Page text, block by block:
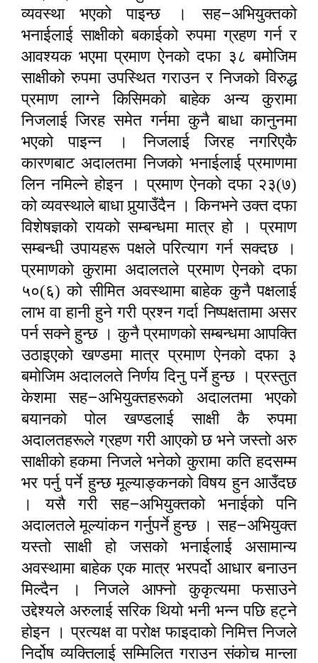
व्यवस्था भएको पाइन्छ । सह–अभियुक्तको
भनाईलाई साक्षीको बकाईको रुपमा ग्रहण गर्न र
आवश्यक भएमा प्रमाण ऐनको दफा ३८ बमोजिम
साक्षीको रुपमा उपस्थित गराउन र निजको विरुद्ध
प्रमाण लाग्ने किसिमको बाहेक अन्य कुरामा
निजलाई जिरह समेत गर्नमा कुनै बाधा कानुनमा
भएको पाइन्न । निजलाई जिरह नगरिएकै
कारणबाट अदालतमा निजको भनाईलाई प्रमाणमा
लिन नमिल्ने होइन । प्रमाण ऐनको दफा २३(७)
को व्यवस्थाले बाधा पुर्‍याउँदैन । किनभने उक्त दफा
विशेषज्ञको रायको सम्बन्धमा मात्र हो । प्रमाण
सम्बन्धी उपायहरू पक्षले परित्याग गर्न सक्दछ ।
प्रमाणको कुरामा अदालतले प्रमाण ऐनको दफा
५०(६) को सीमित अवस्थामा बाहेक कुनै पक्षलाई
लाभ वा हानी हुने गरी प्रश्न गर्दा निष्पक्षतामा असर
पर्न सक्ने हुन्छ । कुनै प्रमाणको सम्बन्धमा आपक्ति
उठाइएको खण्डमा मात्र प्रमाण ऐनको दफा ३
बमोजिम अदाललते निर्णय दिनु पर्ने हुन्छ । प्रस्तुत
केशमा सह–अभियुक्तहरूको अदालतमा भएको
बयानको पोल खण्डलाई साक्षी कै रुपमा
अदालतहरूले ग्रहण गरी आएको छ भने जस्तो अरु
साक्षीको हकमा निजले भनेको कुरामा कति हदसम्म
भर पर्नु पर्ने हुन्छ मूल्याङ्कनको विषय हुन आउँदछ
। यसै गरी सह–अभियुक्तको भनाईको पनि
अदालतले मूल्यांकन गर्नुपर्ने हुन्छ । सह–अभियुक्त
यस्तो साक्षी हो जसको भनाईलाई असामान्य
अवस्थामा बाहेक एक मात्र भरपर्दो आधार बनाउन
मिल्दैन । निजले आफ्नो कुकृत्यमा फसाउने
उद्देश्यले अरुलाई सरिक थियो भनी भन्न पछि हट्ने
होइन । प्रत्यक्ष वा परोक्ष फाइदाको निमित्त निजले
निर्दोष व्यक्तिलाई सम्मिलित गराउन संकोच मान्ला